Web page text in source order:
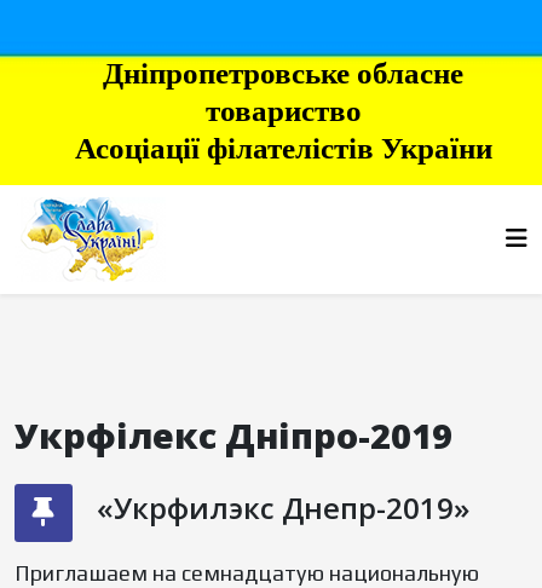
Дніпропетровське обласне
товариство
Асоціації філателістів України
Укрфілекс Дніпро-2019
«Укрфилэкс Днепр-2019»
Приглашаем на семнадцатую национальную